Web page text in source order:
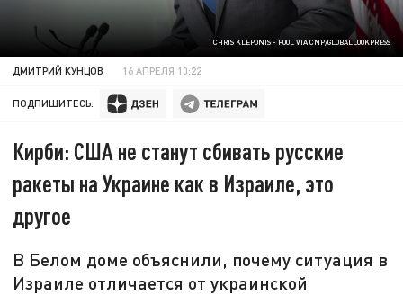
CHRIS KLEPONIS - POOL VIA CNP/GLOBALLOOKPRESS
ДМИТРИЙ КУНЦОВ 16 АПРЕЛЯ 10:22
ПОДПИШИТЕСЬ:
Кирби: США не станут сбивать русские
ракеты на Украине как в Израиле, это
другое
В Белом доме объяснили, почему ситуация в
Израиле отличается от украинской